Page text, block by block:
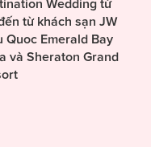
Wedding từ
từ khách sạn JW
Quoc Emerald Bay
và Sheraton Grand